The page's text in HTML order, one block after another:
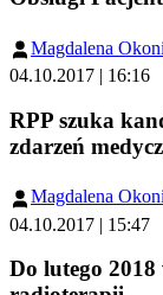
Magdalena
04.10.2017 | 16:16
RPP szuka
zdarzeń
Magdalena
04.10.2017 | 15:47
Do lutego